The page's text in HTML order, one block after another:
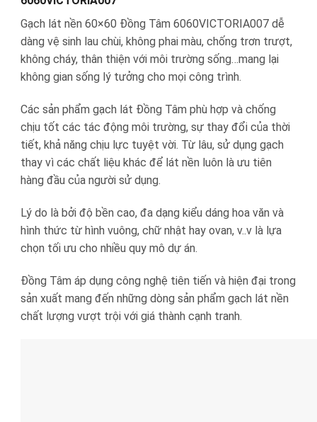
Gạch lát nền 60×60 Đồng Tâm 6060VICTORIA007 dễ
dàng vệ sinh lau chùi, không phai màu, chống trơn trượt,
không cháy, thân thiện với môi trường sống…mang lại
không gian sống lý tưởng cho mọi công trình.
Các sản phẩm gạch lát Đồng Tâm phù hợp và chống
chịu tốt các tác động môi trường, sự thay đổi của thời
tiết, khả năng chịu lực tuyệt vời. Từ lâu, sử dụng gạch
thay vì các chất liệu khác để lát nền luôn là ưu tiên
hàng đầu của người sử dụng.
Lý do là bởi độ bền cao, đa dạng kiểu dáng hoa văn và
hình thức từ hình vuông, chữ nhật hay ovan, v..v là lựa
chọn tối ưu cho nhiều quy mô dự án.
Đồng Tâm áp dụng công nghệ tiên tiến và hiện đại trong
sản xuất mang đến những dòng sản phẩm gạch lát nền
chất lượng vượt trội với giá thành cạnh tranh.